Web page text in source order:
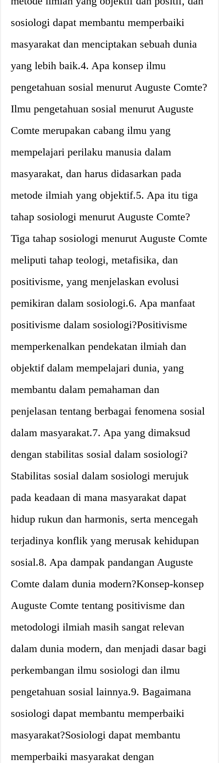
sosiologi dapat membantu memperbaiki
masyarakat dan menciptakan sebuah dunia
yang lebih baik.4. Apa konsep ilmu
pengetahuan sosial menurut Auguste Comte?
Ilmu pengetahuan sosial menurut Auguste
Comte merupakan cabang ilmu yang
mempelajari perilaku manusia dalam
masyarakat, dan harus didasarkan pada
metode ilmiah yang objektif.5. Apa itu tiga
tahap sosiologi menurut Auguste Comte?
Tiga tahap sosiologi menurut Auguste Comte
meliputi tahap teologi, metafisika, dan
positivisme, yang menjelaskan evolusi
pemikiran dalam sosiologi.6. Apa manfaat
positivisme dalam sosiologi?Positivisme
memperkenalkan pendekatan ilmiah dan
objektif dalam mempelajari dunia, yang
membantu dalam pemahaman dan
penjelasan tentang berbagai fenomena sosial
dalam masyarakat.7. Apa yang dimaksud
dengan stabilitas sosial dalam sosiologi?
Stabilitas sosial dalam sosiologi merujuk
pada keadaan di mana masyarakat dapat
hidup rukun dan harmonis, serta mencegah
terjadinya konflik yang merusak kehidupan
sosial.8. Apa dampak pandangan Auguste
Comte dalam dunia modern?Konsep-konsep
Auguste Comte tentang positivisme dan
metodologi ilmiah masih sangat relevan
dalam dunia modern, dan menjadi dasar bagi
perkembangan ilmu sosiologi dan ilmu
pengetahuan sosial lainnya.9. Bagaimana
sosiologi dapat membantu memperbaiki
masyarakat?Sosiologi dapat membantu
memperbaiki masyarakat dengan